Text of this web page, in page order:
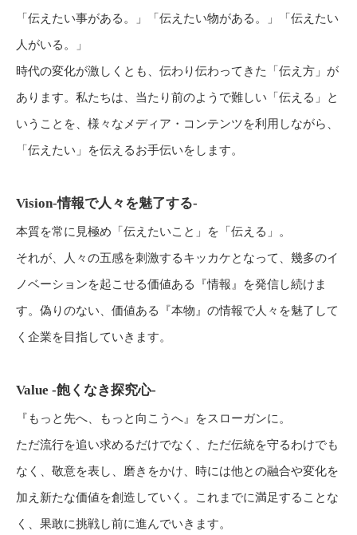
「伝えたい事がある。」「伝えたい物がある。」「伝えたい
人がいる。」
時代の変化が激しくとも、伝わり伝わってきた「伝え方」が
あります。私たちは、当たり前のようで難しい「伝える」と
いうことを、様々なメディア・コンテンツを利用しながら、
「伝えたい」を伝えるお手伝いをします。
Vision-情報で人々を魅了する-
本質を常に見極め「伝えたいこと」を「伝える」。
それが、人々の五感を刺激するキッカケとなって、幾多のイ
ノベーションを起こせる価値ある『情報』を発信し続けま
す。偽りのない、価値ある『本物』の情報で人々を魅了して
く企業を目指していきます。
Value -飽くなき探究心-
『もっと先へ、もっと向こうへ』をスローガンに。
ただ流行を追い求めるだけでなく、ただ伝統を守るわけでも
なく、敬意を表し、磨きをかけ、時には他との融合や変化を
加え新たな価値を創造していく。これまでに満足することな
く、果敢に挑戦し前に進んでいきます。